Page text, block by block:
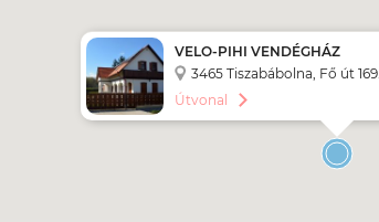
VELO-PIHI VENDÉGHÁZ
3465 Tiszabábolna, Fő út 169.
Útvonal